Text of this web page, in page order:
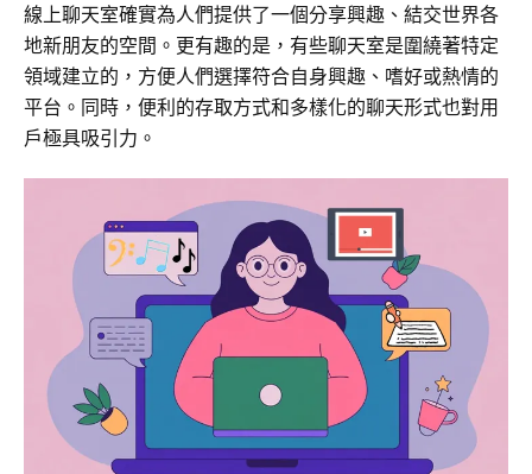
線上聊天室確實為人們提供了一個分享興趣、結交世界各
地新朋友的空間。更有趣的是，有些聊天室是圍繞著特定
領域建立的，方便人們選擇符合自身興趣、嗜好或熱情的
平台。同時，便利的存取方式和多樣化的聊天形式也對用
戶極具吸引力。